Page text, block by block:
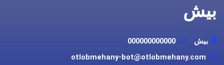
بيش
بيش
000000000000
otlobmehany-bot@otlobmehany.com